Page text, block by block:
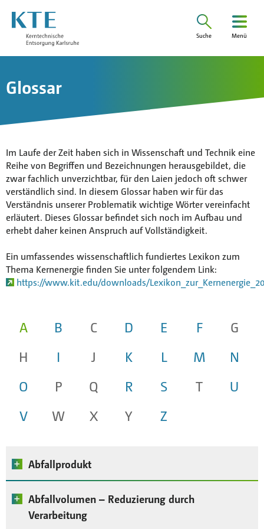
Suche Menü
Suchen
Verantwortung
Ausschreibungen
Presse
Kontakt
Anfahrt
Glossar
Glossar
Im Laufe der Zeit haben sich in Wissenschaft und Technik eine
Reihe von Begriffen und Bezeichnungen herausgebildet, die
zwar fachlich unverzichtbar, für den Laien jedoch oft schwer
verständlich sind. In diesem Glossar haben wir für das
Verständnis unserer Problematik wichtige Wörter vereinfacht
erläutert. Dieses Glossar befindet sich noch im Aufbau und
erhebt daher keinen Anspruch auf Vollständigkeit.
Ein umfassendes wissenschaftlich fundiertes Lexikon zum
Thema Kernenergie finden Sie unter folgendem Link:
https://www.kit.edu/downloads/
A B C D E F
G
H
I J K L M
N
O
P Q R S T
U
V
W X Y Z
Abfallprodukt
Als „Abfallprodukt“ bezeichnet man radioaktiven
Abfall im verarbeiteten Zustand (ohne
Abfallvolumen – Reduzierung durch
Verarbeitung